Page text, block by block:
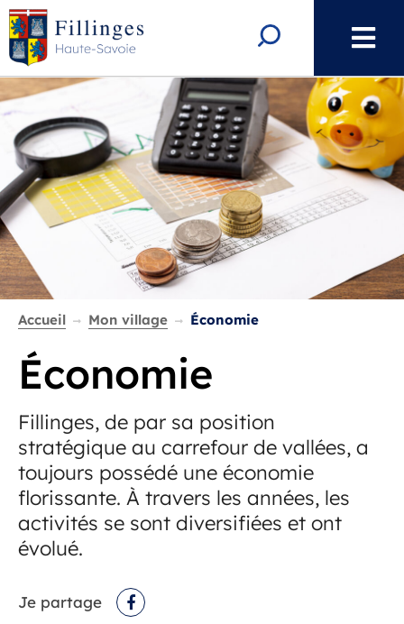
Aller à la recherche Rechercher
Accueil Mon village Économie
Économie
Fillinges, de par sa position
stratégique au carrefour de vallées, a
toujours possédé une économie
florissante. À travers les années, les
activités se sont diversifiées et ont
évolué.
Je partage
Facebook